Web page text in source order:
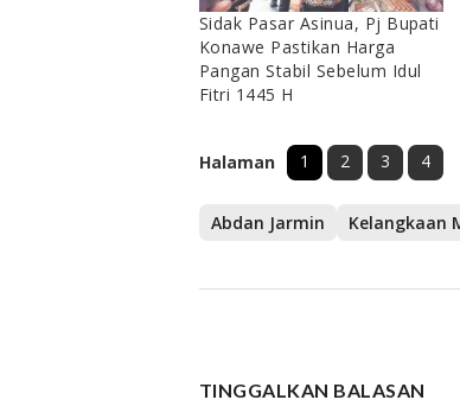
Sidak Pasar Asinua, Pj Bupati
Konawe Pastikan Harga
Pangan Stabil Sebelum Idul
Fitri 1445 H
Halaman 1 2 3 4
Abdan Jarmin
TINGGALKAN BALASAN